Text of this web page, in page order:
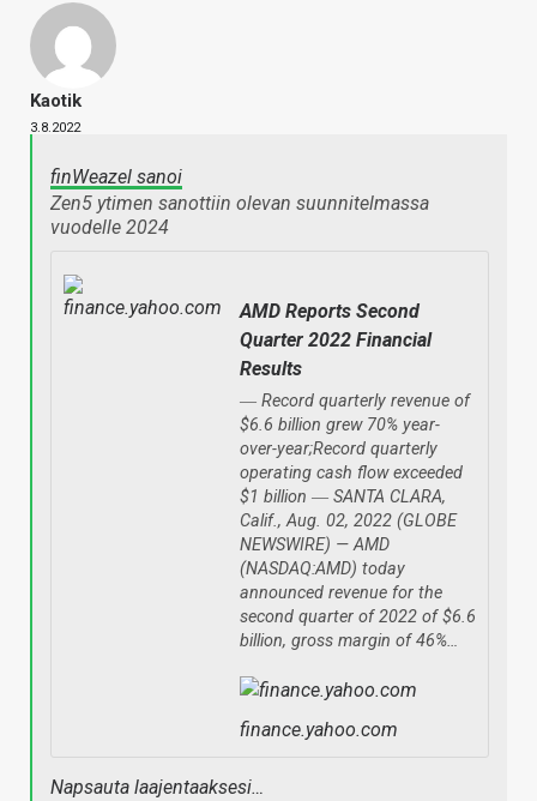
Kaotik
3.8.2022
finWeazel sanoi
Zen5 ytimen sanottiin olevan suunnitelmassa
vuodelle 2024
AMD Reports Second
Quarter 2022 Financial
Results
― Record quarterly revenue of
$6.6 billion grew 70% year-
over-year;Record quarterly
operating cash flow exceeded
$1 billion ― SANTA CLARA,
Calif., Aug. 02, 2022 (GLOBE
NEWSWIRE) — AMD
(NASDAQ:AMD) today
announced revenue for the
second quarter of 2022 of $6.6
billion, gross margin of 46%…
finance.yahoo.com
Napsauta laajentaaksesi…